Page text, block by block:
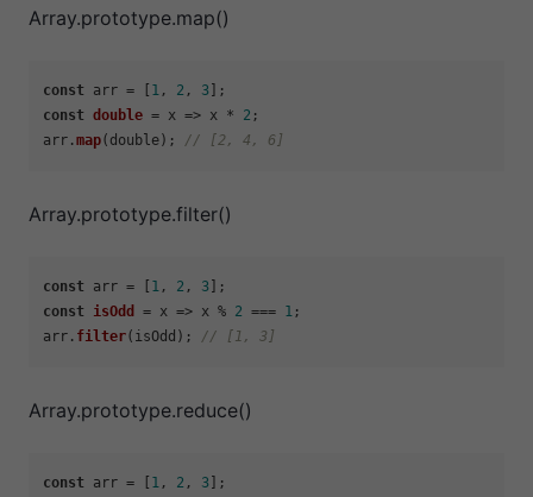
Array.prototype.map()
const arr = [ 1 , 2 , 3
const double = x => x * 2 ;
arr.map(double); // [2, 4, 6]
Array.prototype.filter()
const arr = [ 1 , 2 , 3
const
isOdd = x => x % 2 === 1 ;
arr. filter(isOdd); // [1, 3]
Array.prototype.reduce()
const arr = [ 1 , 2 , 3];